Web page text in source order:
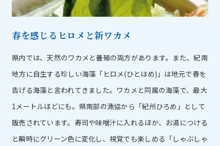
春を感じるヒロメと新ワカメ
県内では、天然のワカメと養殖の両方があります。また、紀南
地方に自生する珍しい海藻「ヒロメ(ひとはめ)」は地元で春を
告げる海藻と言われてきました。ワカメと同属の海藻で、最大
1メートルほどにも。県南部の漁協から「紀州ひろめ」として
販売されています。寿司や味噌汁に入れるほか、お湯につける
と瞬時にグリーン色に変化し、視覚でも楽しめる「しゃぶしゃ